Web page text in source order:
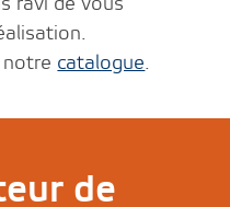
catalogue.
de